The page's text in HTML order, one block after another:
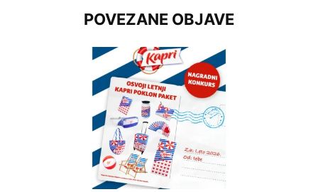
POVEZANE OBJAVE